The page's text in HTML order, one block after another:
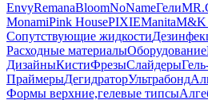
EnvyRemanaBloomNoNameГели
MonamiPink HousePIXIEManita
Сопутствующие жидкости
Расходные материалыОборудование
ДизайныКистиФрезыСлайдеры
ПраймерыДегидраторУльтрабонд
Формы верхние,гелевые типсы